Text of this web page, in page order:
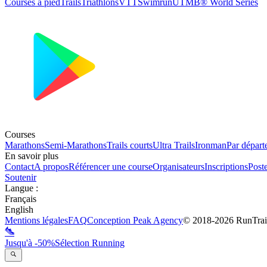
Courses
MarathonsSemi-MarathonsTrails courtsUltra TrailsIronmanPar
En savoir plus
ContactA proposRéférencer une courseOrganisateursInscriptions
Soutenir
Langue :
Français
English
Mentions légalesFAQConception Peak Agency© 2018-2026
Jusqu'à -50%Sélection Running